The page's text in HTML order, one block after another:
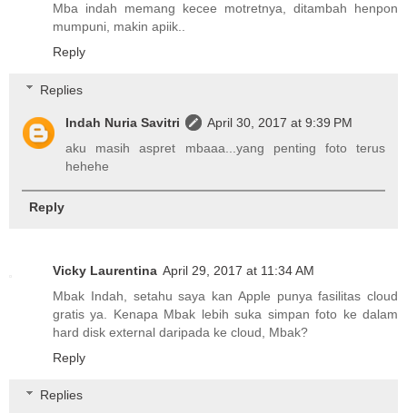
Mba indah memang kecee motretnya, ditambah henpon
mumpuni, makin apiik..
Reply
Replies
Indah Nuria Savitri
April 30, 2017 at 9:39 PM
aku masih aspret mbaaa...yang penting foto terus
hehehe
Reply
Vicky Laurentina April 29, 2017 at 11:34 AM
Mbak Indah, setahu saya kan Apple punya fasilitas cloud
gratis ya. Kenapa Mbak lebih suka simpan foto ke dalam
hard disk external daripada ke cloud, Mbak?
Reply
Replies